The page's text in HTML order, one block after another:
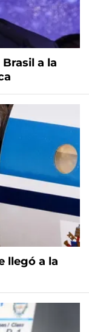
a la
llegó a la